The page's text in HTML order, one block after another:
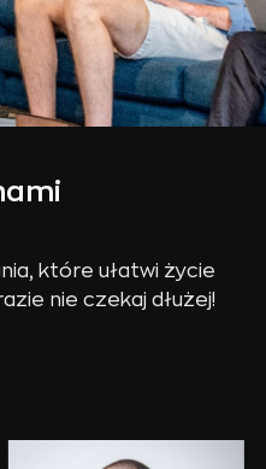
które ułatwi życie
nie czekaj dłużej!